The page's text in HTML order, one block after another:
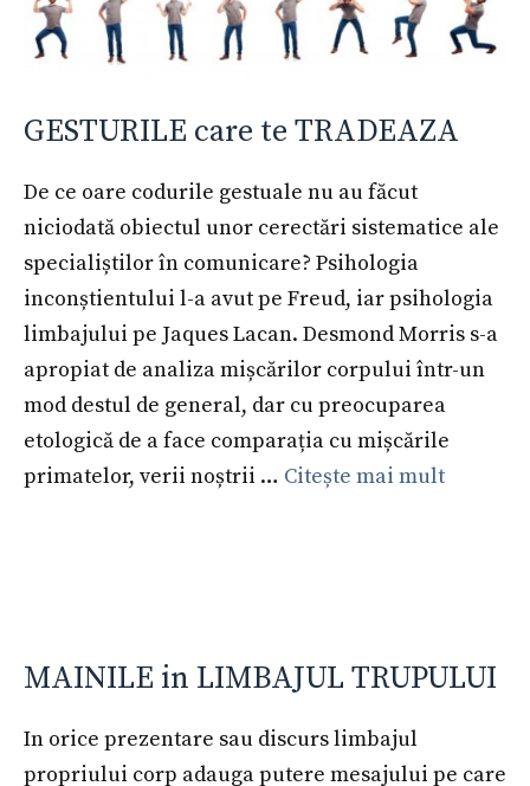
GESTURILE care te TRADEAZA
De ce oare codurile gestuale nu au făcut
niciodată obiectul unor cerectări sistematice ale
specialiștilor în comunicare? Psihologia
inconștientului l-a avut pe Freud, iar psihologia
limbajului pe Jaques Lacan. Desmond Morris s-a
apropiat de analiza mișcărilor corpului într-un
mod destul de general, dar cu preocuparea
etologică de a face comparația cu mișcările
primatelor, verii noștrii … Citește mai mult
MAINILE in LIMBAJUL TRUPULUI
In orice prezentare sau discurs limbajul
propriului corp adauga putere mesajului pe care